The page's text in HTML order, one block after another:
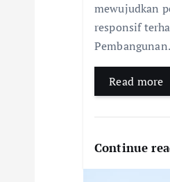
mewujudkan
responsif
Read more
Continue